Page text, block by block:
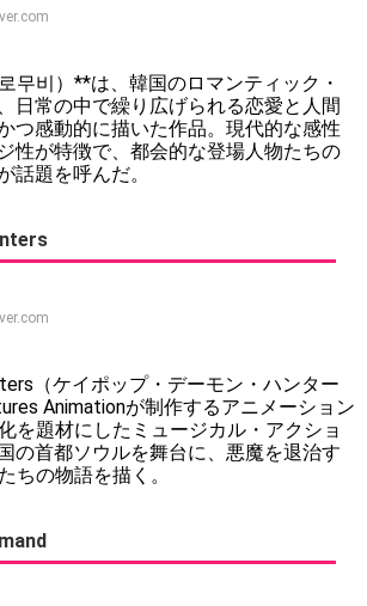
무비）**は、韓国のロマンティック・
日常の中で繰り広げられる恋愛と人間
つ感動的に描いた作品。現代的な感性
性が特徴で、都会的な登場人物たちの
話題を呼んだ。
（ケイポップ・デーモン・ハンター
Animationが制作するアニメーション
を題材にしたミュージカル・アクショ
の首都ソウルを舞台に、悪魔を退治す
ちの物語を描く。